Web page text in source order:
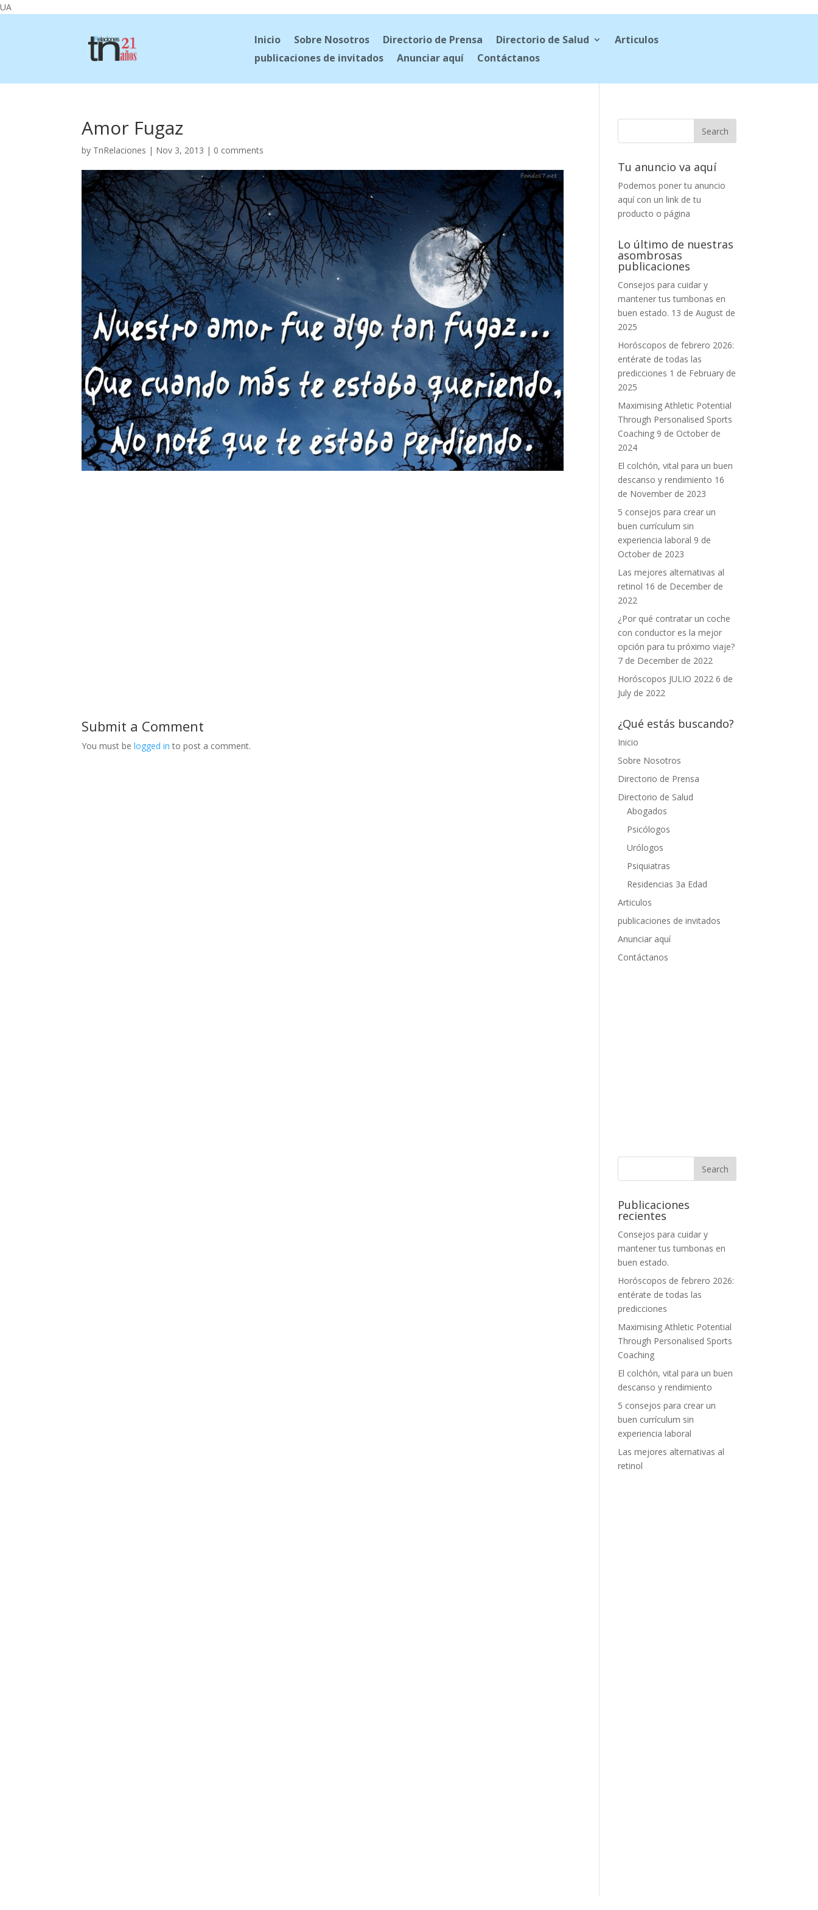
UA
Inicio Sobre Nosotros Directorio de Prensa Directorio de Salud
Articulos
publicaciones de invitados
Anunciar aquí Contáctanos
Amor Fugaz
by TnRelaciones | Nov 3, 2013 | 0 comments
Submit a Comment
You must belogged in to post a comment.
Tu anuncio va aquí
Podemos poner tu anuncio
aquí con un link de tu
producto o página
Lo último de nuestras
asombrosas
publicaciones
Consejos para cuidar y
mantener tus tumbonas en
buen estado. 13 de August de
2025
Horóscopos de febrero 2026:
entérate de todas las
predicciones 1 de February de
2025
Maximising Athletic Potential
Through Personalised Sports
Coaching 9 de October de
2024
El colchón, vital para un buen
descanso y rendimiento 16
de November de 2023
5 consejos para crear un
buen currículum sin
experiencia laboral 9 de
October de 2023
Las mejores alternativas al
retinol 16 de December de
2022
¿Por qué contratar un coche
con conductor es la mejor
opción para tu próximo viaje?
7 de December de 2022
Horóscopos JULIO 2022 6 de
July de 2022
¿Qué estás buscando?
Inicio
Sobre Nosotros
Directorio de Prensa
Directorio de Salud
Abogados
Psicólogos
Urólogos
Psiquiatras
Residencias 3a Edad
Articulos
publicaciones de invitados
Anunciar aquí
Contáctanos
Publicaciones
recientes
Consejos para cuidar y
mantener tus tumbonas en
buen estado.
Horóscopos de febrero 2026:
entérate de todas las
predicciones
Maximising Athletic Potential
Through Personalised Sports
Coaching
El colchón, vital para un buen
descanso y rendimiento
5 consejos para crear un
buen currículum sin
experiencia laboral
Las mejores alternativas al
retinol